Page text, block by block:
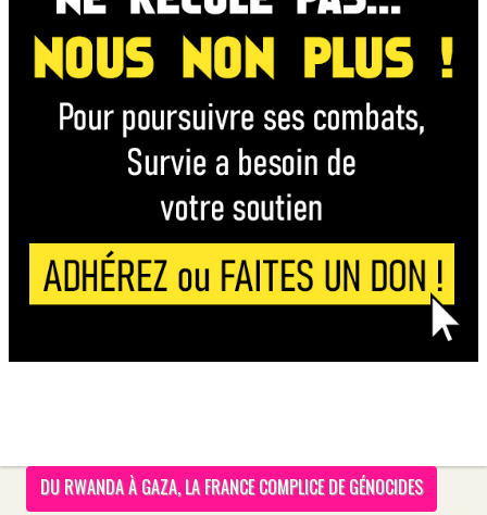
DU RWANDA À GAZA, LA FRANCE COMPLICE DE GÉNOCIDES